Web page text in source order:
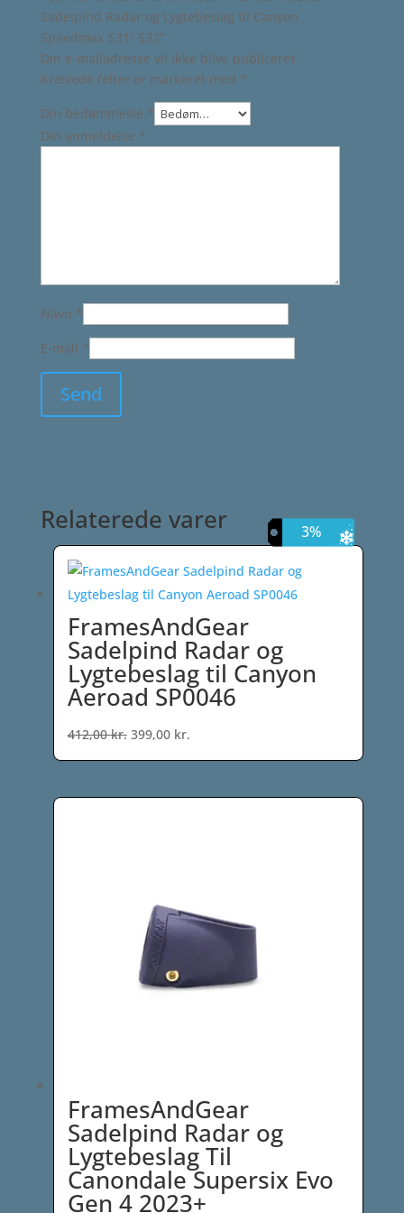
Sadelpind Radar og Lygtebeslag til Canyon
Speedmax S31/ S32”
Din e-mailadresse vil ikke blive publiceret.
Krævede felter er markeret med *
Din bedømmelse *
Din anmeldelse *
Navn *
E-mail *
Relaterede varer 3%
FramesAndGear
Sadelpind Radar og
Lygtebeslag til Canyon
Aeroad SP0046
412,00kr. Den
oprindelige
399,00 kr.Den
aktuelle
3%
FramesAndGear
Sadelpind Radar og
Lygtebeslag Til
Canondale Supersix Evo
Gen 4 2023+
3%